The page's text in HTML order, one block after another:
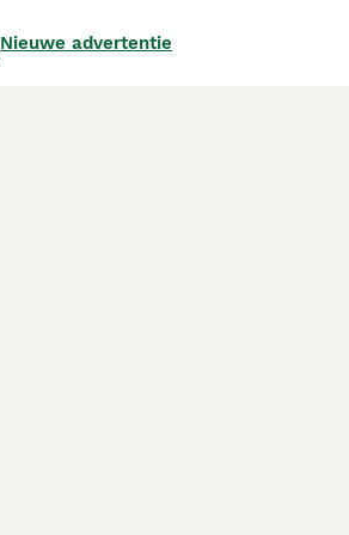
Nieuwe advertentie